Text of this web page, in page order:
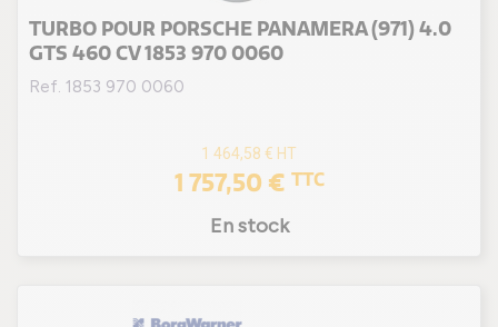
TURBO POUR PORSCHE PANAMERA (971) 4.0
GTS 460 CV 1853 970 0060
Ref. 1853 970 0060
1 464,58 € HT
1 757,50 € TTC
En stock